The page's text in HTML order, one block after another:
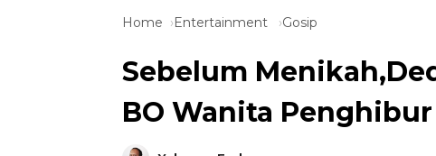
Home Entertainment Gosip
Sebelum
BO Wanita